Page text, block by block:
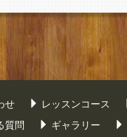
せ レッスンコース
質問 ギャラリー